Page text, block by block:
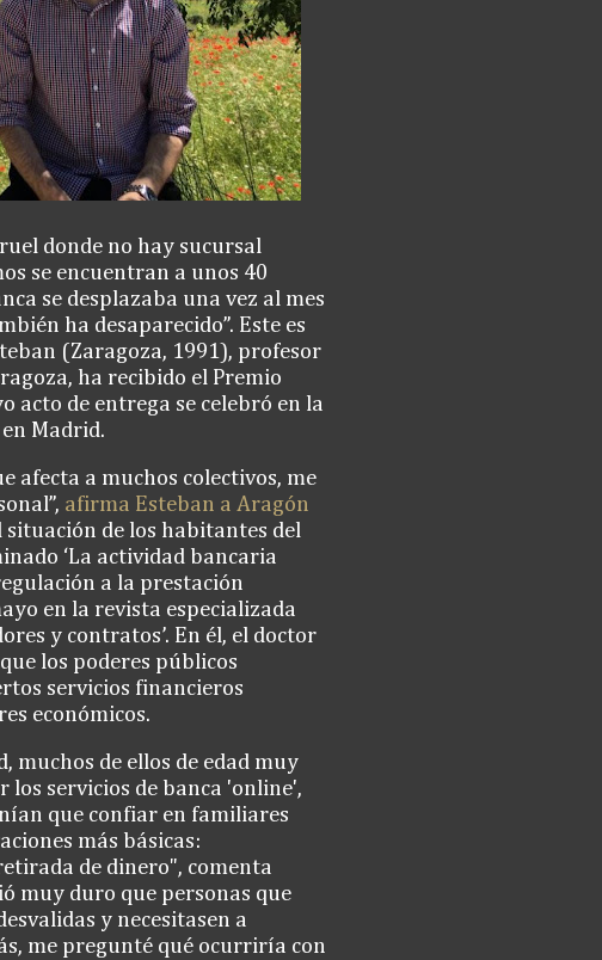
donde no hay sucursal
se encuentran a unos 40
se desplazaba una vez al mes
ha desaparecido”. Este es
(Zaragoza, 1991), profesor
ha recibido el Premio
acto de entrega se celebró en la
Madrid.
afecta a muchos colectivos, me
afirma Esteban a Aragón
de los habitantes del
‘La actividad bancaria
a la prestación
en la revista especializada
y contratos’. En él, el doctor
los poderes públicos
servicios financieros
económicos.
muchos de ellos de edad muy
los servicios de banca 'online',
que confiar en familiares
más básicas:
de dinero", comenta
muy duro que personas que
y necesitasen a
me pregunté qué ocurriría con